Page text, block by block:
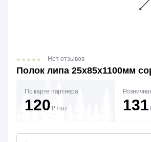
Полок липа 25х85х1100мм
Нет отзывов
По карте партнера
120 ₽ / шт 131